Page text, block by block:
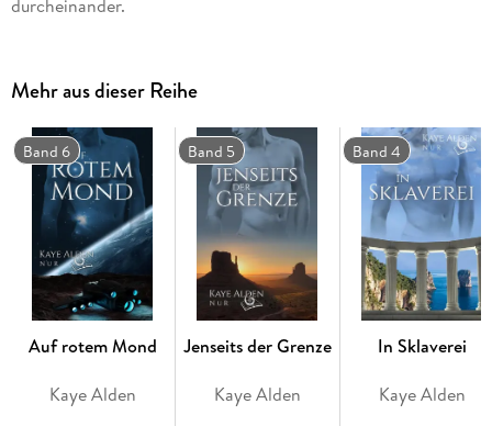
durcheinander.
Mehr aus dieser Reihe
Band 6
Auf rotem Mond
Kaye Alden
Band 5
Jenseits der Grenze
Kaye Alden
Band 4
In Sklaverei
Kaye Alden